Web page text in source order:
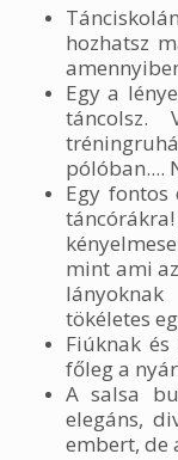
hozhatsz
Egy a
táncolsz.
pólóban....
Egy
mint ami
tökéletes
Fiúknak
főleg a
A salsa
elegáns,
embert, de